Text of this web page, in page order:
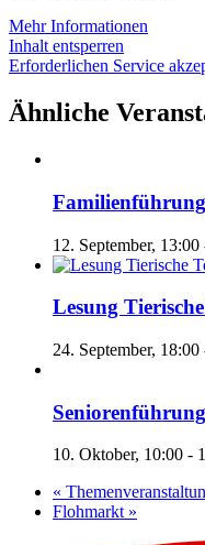
Mehr Informationen
Inhalt entsperren
Erforderlichen Service
Ähnliche
12. September, 13:00
Lesung
24. September, 18:00
10. Oktober, 10:00 -
«
Flohmarkt »